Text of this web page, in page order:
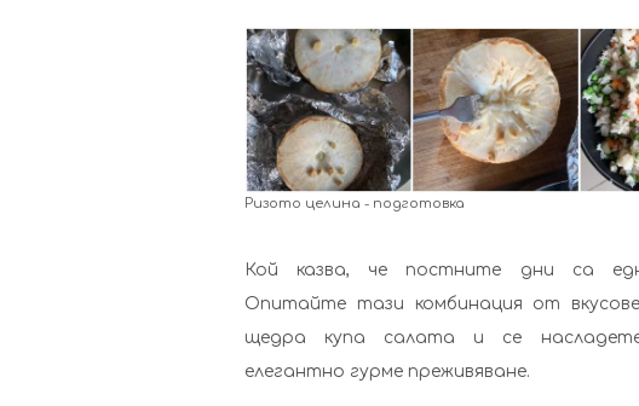
Ризото целина - подготовка
Кой казва, че постните дни са
Опитайте тази комбинация от
щедра купа салата и се
елегантно гурме преживяване.